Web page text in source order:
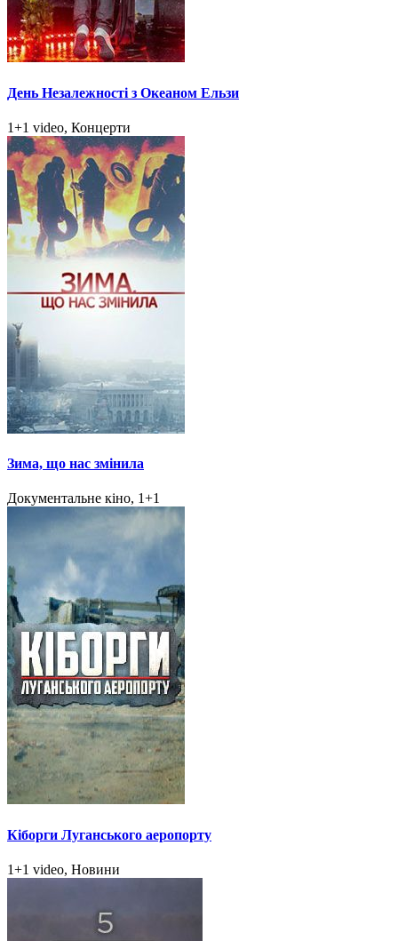
День Незалежності з Океаном Ельзи
1+1 video, Концерти
Зима, що нас змінила
Документальне кіно, 1+1
Кіборги Луганського аеропорту
1+1 video, Новини